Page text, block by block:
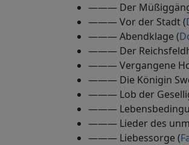
——— Der
——— Vor der Stadt (
——— Abendklage (
——— Der
——— Vergangene
——— Die Königin
——— Lob der
———
——— Lieder des
——— Liebessorge (